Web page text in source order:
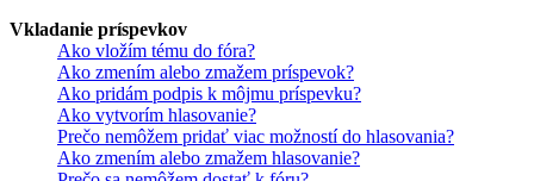
Vkladanie príspevkov
Ako vložím tému do fóra?
Ako zmením alebo zmažem príspevok?
Ako pridám podpis k môjmu príspevku?
Ako vytvorím hlasovanie?
Prečo nemôžem pridať viac možností do hlasovania?
Ako zmením alebo zmažem hlasovanie?